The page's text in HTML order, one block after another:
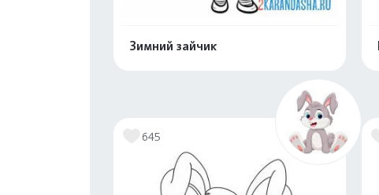
Зимний зайчик
645